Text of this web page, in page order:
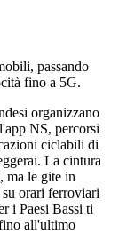
passando
fino a 5G.
organizzano
NS, percorsi
ciclabili di
La cintura
ma le gite in
orari ferroviari
i Paesi Bassi ti
all'ultimo